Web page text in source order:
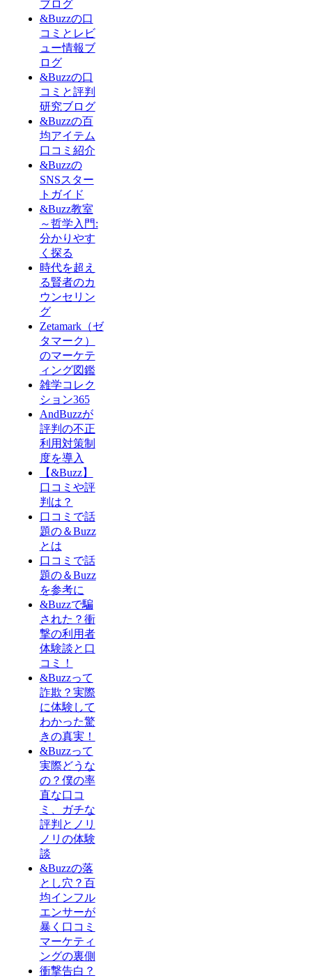
ブログ
&Buzzの口
コミとレビ
ュー情報ブ
ログ
&Buzzの口
コミと評判
研究ブログ
&Buzzの百
均アイテム
口コミ紹介
&Buzzの
SNSスター
トガイド
&Buzz教室
～哲学入門:
分かりやす
く探る
時代を超え
る賢者のカ
ウンセリン
グ
Zetamark（ゼ
タマーク）
のマーケテ
ィング図鑑
雑学コレク
ション365
AndBuzzが
評判の不正
利用対策制
度を導入
【&Buzz】
口コミや評
判は？
口コミで話
題の＆Buzz
とは
口コミで話
題の＆Buzz
を参考に
&Buzzで騙
された？衝
撃の利用者
体験談と口
コミ！
&Buzzって
詐欺？実際
に体験して
わかった驚
きの真実！
&Buzzって
実際どうな
の？僕の率
直な口コ
ミ、ガチな
評判とノリ
ノリの体験
談
&Buzzの落
とし穴？百
均インフル
エンサーが
暴く口コミ
マーケティ
ングの裏側
衝撃告白？